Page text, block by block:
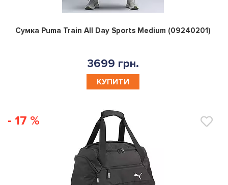
0
Сумка Puma Train All Day Sports Medium (09240201)
3699 грн.
КУПИТИ
- 17 %